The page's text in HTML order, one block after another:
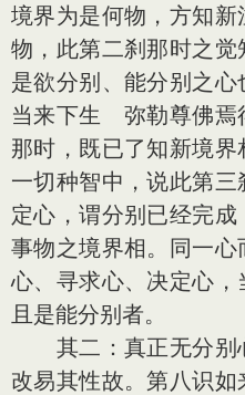
境界为是何物，方知
物，此第二刹那时之
是欲分别、能分别之心
当来下生 弥勒尊佛焉
那时，既已了知新境
一切种智中，说此第
定心，谓分别已经完
事物之境界相。同一
心、寻求心、决定心
且是能分别者。
其二：真正无分别
改易其性故。第八识